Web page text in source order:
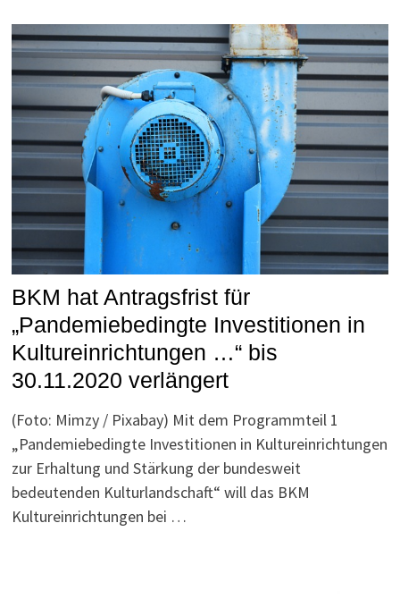
BKM hat Antragsfrist für
„Pandemiebedingte Investitionen in
Kultureinrichtungen …“ bis
30.11.2020 verlängert
(Foto: Mimzy / Pixabay) Mit dem Programmteil 1
„Pandemiebedingte Investitionen in Kultureinrichtungen
zur Erhaltung und Stärkung der bundesweit
bedeutenden Kulturlandschaft“ will das BKM
Kultureinrichtungen bei …